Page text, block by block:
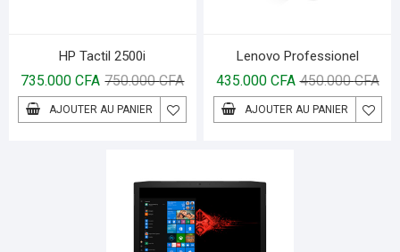
HP Tactil 2500i
750.000CFA
735.000CFA
AJOUTER AU PANIER
Lenovo Professionel
450.000CFA
435.000 CFA
AJOUTER AU PANIER